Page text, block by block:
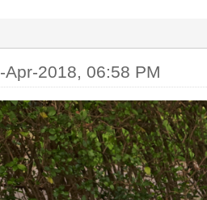
Apr-2018, 06:58 PM